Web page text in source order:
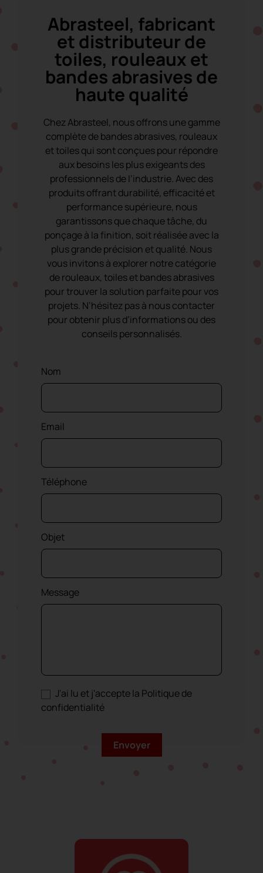
Bande de corindon avec
support X
Bande de corindon céramique
Abrasteel, fabricant
et distributeur de
toiles, rouleaux et
bandes abrasives de
haute qualité
Chez Abrasteel, nous offrons une gamme
complète de bandes abrasives, rouleaux
et toiles qui sont conçues pour répondre
aux besoins les plus exigeants des
professionnels de l’industrie. Avec des
produits offrant durabilité, efficacité et
performance supérieure, nous
garantissons que chaque tâche, du
ponçage à la finition, soit réalisée avec la
plus grande précision et qualité. Nous
vous invitons à explorer notre catégorie
de rouleaux, toiles et bandes abrasives
pour trouver la solution parfaite pour vos
projets. N’hésitez pas à nous contacter
pour obtenir plus d’informations ou des
conseils personnalisés.
Nom
Email
Téléphone
Objet
Message
J'ai lu et j'accepte la Politique de
confidentialité